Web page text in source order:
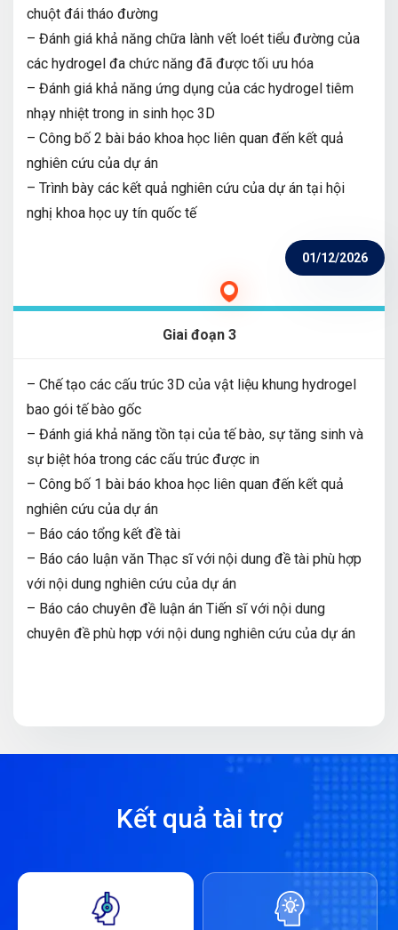
chuột đái tháo đường
– Đánh giá khả năng chữa lành vết loét tiểu đường của
các hydrogel đa chức năng đã được tối ưu hóa
– Đánh giá khả năng ứng dụng của các hydrogel tiêm
nhạy nhiệt trong in sinh học 3D
– Công bố 2 bài báo khoa học liên quan đến kết quả
nghiên cứu của dự án
– Trình bày các kết quả nghiên cứu của dự án tại hội
nghị khoa học uy tín quốc tế
01/12/2026
Giai đoạn 3
– Chế tạo các cấu trúc 3D của vật liệu khung hydrogel
bao gói tế bào gốc
– Đánh giá khả năng tồn tại của tế bào, sự tăng sinh và
sự biệt hóa trong các cấu trúc được in
– Công bố 1 bài báo khoa học liên quan đến kết quả
nghiên cứu của dự án
– Báo cáo tổng kết đề tài
– Báo cáo luận văn Thạc sĩ với nội dung đề tài phù hợp
với nội dung nghiên cứu của dự án
– Báo cáo chuyên đề luận án Tiến sĩ với nội dung
chuyên đề phù hợp với nội dung nghiên cứu của dự án
Kết quả tài trợ